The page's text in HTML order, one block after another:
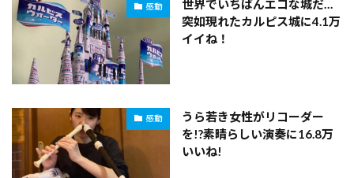
感動
世界でいちばんエコな城だ…
突如現れたカルピス城に4.1万
イイね！
感動
うら若き女性がリコーダー
を!?素晴らしい演奏に16.8万
いいね!